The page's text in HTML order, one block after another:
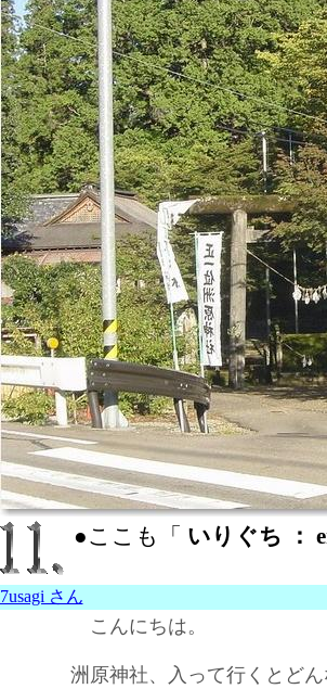
●ここも「 いりぐち ：
7usagi さん
こんにちは。
洲原神社、入って行くとど